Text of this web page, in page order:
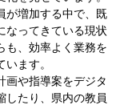
が増加する中で、既
なってきている現状
も、効率よく業務を
ます。
や指導案をデジタ
したり、県内の教員